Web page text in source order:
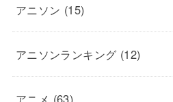
アニソン (15)
アニソンランキング (12)
アニメ (63)